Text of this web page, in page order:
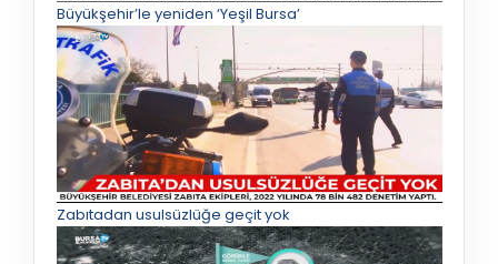
Büyükşehir’le yeniden ‘Yeşil Bursa’
Zabıtadan usulsüzlüğe geçit yok